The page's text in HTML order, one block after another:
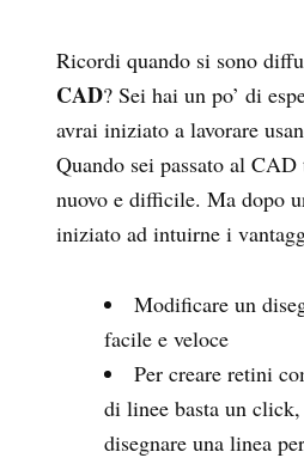
Ricordi quando si sono
CAD? Sei hai un po’ di
avrai iniziato a lavorare
Quando sei passato al
nuovo e difficile. Ma dopo
iniziato ad intuirne i
Modificare un
facile e veloce
Per creare retini
di linee basta un click,
disegnare una linea